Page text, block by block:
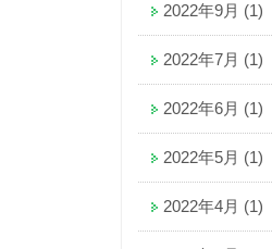
2022年9月 (1)
2022年7月 (1)
2022年6月 (1)
2022年5月 (1)
2022年4月 (1)